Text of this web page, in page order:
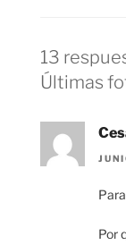
13
Últimas
Por